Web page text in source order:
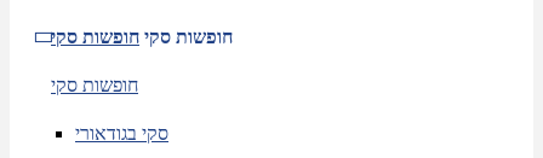
חופשות סקי חופשות סקי
חופשות סקי
סקי בגודאורי